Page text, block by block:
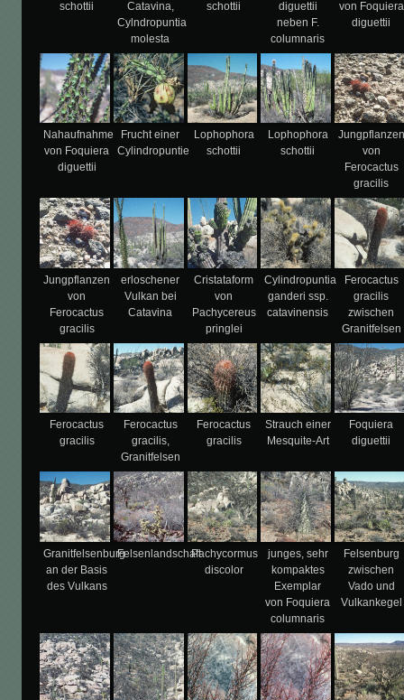
schottii
Catavina,
Cylndropuntia
molesta
schottii
diguettii
neben F.
columnaris
von Foquiera
diguettii
Nahaufnahme
von Foquiera
diguettii
Frucht einer
Cylindropuntie
Lophophora
schottii
Lophophora
schottii
Jungpflanzen
von
Ferocactus
gracilis
Jungpflanzen
von
Ferocactus
gracilis
erloschener
Vulkan bei
Catavina
Cristataform
von
Pachycereus
pringlei
Cylindropuntia
ganderi ssp.
catavinensis
Ferocactus
gracilis
zwischen
Granitfelsen
Ferocactus
gracilis
Ferocactus
gracilis,
Granitfelsen
Ferocactus
gracilis
Strauch einer
Mesquite-Art
Foquiera
diguettii
Granitfelsenburg
an der Basis
des Vulkans
FelsenlandschaftPachycormus
discolor
junges, sehr
kompaktes
Exemplar
von Foquiera
columnaris
Felsenburg
zwischen
Vado und
Vulkankegel